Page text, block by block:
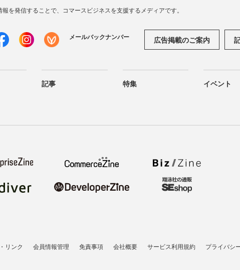
を発信することで、コマースビジネスを支援するメディアです。
メールバックナンバー 広告掲載のご案内
記事 特集 イベント
リンク 会員情報管理 免責事項 会社概要 サービス利用規約 プライバシ